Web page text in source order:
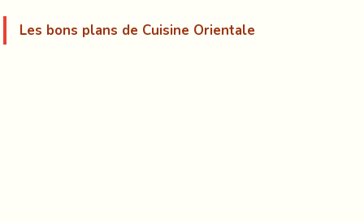
Les bons plans de Cuisine Orientale